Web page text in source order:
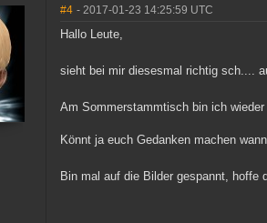
#4 - 2017-01-23 14:25:59 UTC
Hallo Leute,
sieht bei mir diesesmal richtig sch....
Am Sommerstammtisch bin ich wieder
Könnt ja euch Gedanken machen
Bin mal auf die Bilder gespannt,